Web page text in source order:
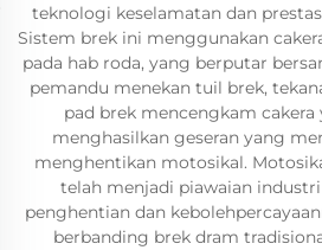
teknologi keselamatan dan
Sistem brek ini menggunakan
pada hab roda, yang berputar
pemandu menekan tuil brek,
pad brek mencengkam
menghasilkan geseran yang
menghentikan motosikal.
telah menjadi piawaian industri
penghentian dan
berbanding brek dram